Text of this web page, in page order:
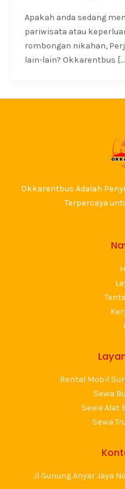
Apakah anda sedang
pariwisata atau
rombongan nikahan,
lain-lain? Okkarentbus
Okkarentbus Adalah
Terpercaya
Rental Mobil
Sewa
Sewa Alat
Sewa
Jl Gunung Anyar Jaya